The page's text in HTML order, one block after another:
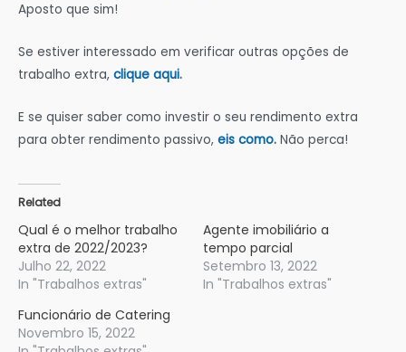
Aposto que sim!
Se estiver interessado em verificar outras opções de
trabalho extra, clique aqui.
E se quiser saber como investir o seu rendimento extra
para obter rendimento passivo, eis como. Não perca!
Related
Qual é o melhor trabalho
extra de 2022/2023?
Julho 22, 2022
In "Trabalhos extras"
Agente imobiliário a
tempo parcial
Setembro 13, 2022
In "Trabalhos extras"
Funcionário de Catering
Novembro 15, 2022